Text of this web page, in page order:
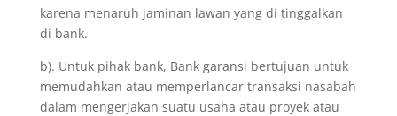
karena menaruh jaminan lawan yang di tinggalkan
di bank.
b). Untuk pihak bank, Bank garansi bertujuan untuk
memudahkan atau memperlancar transaksi nasabah
dalam mengerjakan suatu usaha atau proyek atau